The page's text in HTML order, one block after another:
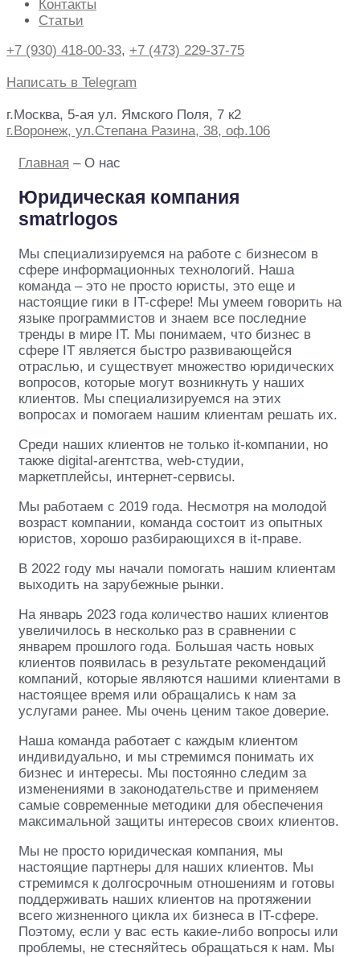
Контакты
Статьи
+7 (930) 418-00-33, +7 (473) 229-37-75
Написать в Telegram
г.Москва, 5-ая ул. Ямского Поля, 7 к2
г.Воронеж, ул.Степана Разина, 38, оф.106
Главная – О нас
Юридическая компания
smatrlogos
Мы специализируемся на работе с бизнесом в
сфере информационных технологий. Наша
команда – это не просто юристы, это еще и
настоящие гики в IT-сфере! Мы умеем говорить на
языке программистов и знаем все последние
тренды в мире IT. Мы понимаем, что бизнес в
сфере IT является быстро развивающейся
отраслью, и существует множество юридических
вопросов, которые могут возникнуть у наших
клиентов. Мы специализируемся на этих
вопросах и помогаем нашим клиентам решать их.
Среди наших клиентов не только it-компании, но
также digital-агентства, web-студии,
маркетплейсы, интернет-сервисы.
Мы работаем с 2019 года. Несмотря на молодой
возраст компании, команда состоит из опытных
юристов, хорошо разбирающихся в it-праве.
В 2022 году мы начали помогать нашим клиентам
выходить на зарубежные рынки.
На январь 2023 года количество наших клиентов
увеличилось в несколько раз в сравнении с
январем прошлого года. Большая часть новых
клиентов появилась в результате рекомендаций
компаний, которые являются нашими клиентами в
настоящее время или обращались к нам за
услугами ранее. Мы очень ценим такое доверие.
Наша команда работает с каждым клиентом
индивидуально, и мы стремимся понимать их
бизнес и интересы. Мы постоянно следим за
изменениями в законодательстве и применяем
самые современные методики для обеспечения
максимальной защиты интересов своих клиентов.
Мы не просто юридическая компания, мы
настоящие партнеры для наших клиентов. Мы
стремимся к долгосрочным отношениям и готовы
поддерживать наших клиентов на протяжении
всего жизненного цикла их бизнеса в IT-сфере.
Поэтому, если у вас есть какие-либо вопросы или
проблемы, не стесняйтесь обращаться к нам. Мы